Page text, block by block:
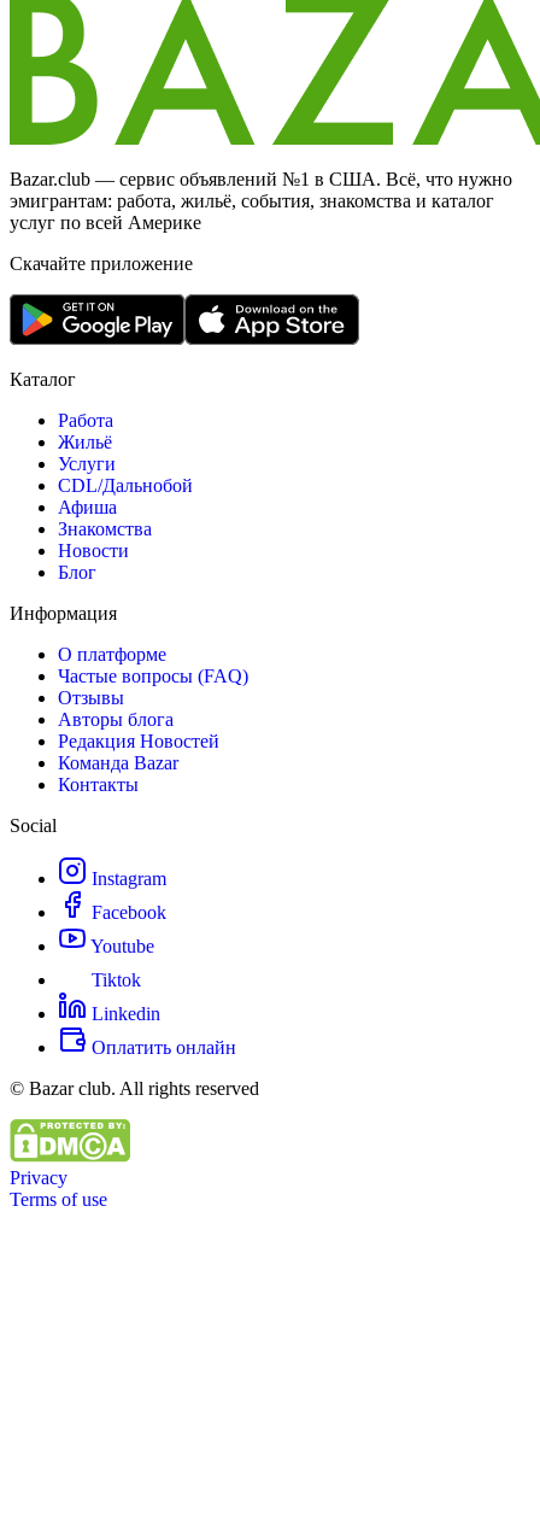
Bazar.club — сервис объявлений №1 в США. Всё, что нужно
эмигрантам: работа, жильё, события, знакомства и каталог
услуг по всей Америке
Скачайте приложение
Каталог
Работа
Жильё
Услуги
CDL/Дальнобой
Афиша
Знакомства
Новости
Блог
Информация
О платформе
Частые вопросы (FAQ)
Отзывы
Авторы блога
Редакция Новостей
Команда Bazar
Контакты
Social
Instagram
Facebook
Youtube
Tiktok
Linkedin
Оплатить онлайн
© Bazar club. All rights reserved
Privacy
Terms of use